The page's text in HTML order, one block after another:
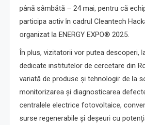
până sâmbătă – 24 mai, pentru că
participa activ în cadrul Cleantech
organizat la ENERGY EXPO® 2025.
În plus, vizitatorii vor putea descoperi,
dedicate institutelor de cercetare din
variată de produse și tehnologii: de la
monitorizarea și diagnosticarea
centralele electrice fotovoltaice,
surse regenerabile și deșeuri cu